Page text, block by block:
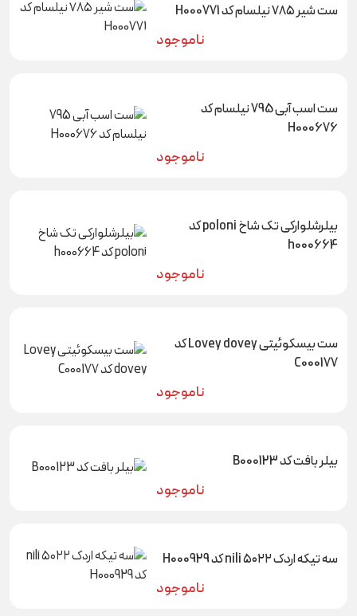
ست شیر ۷۸۵ نیلسام کد H000771
ناموجود
ست اسب آبی 795 نیلسام کد
H000676
ناموجود
بیلرشلوارکی تک شاخ poloni کد
h000664
ناموجود
ست بیسکوئیتی Lovey dovey کد
C000177
ناموجود
بیلر بافت کد B000123
ناموجود
سه تیکه اردک ۵۰۲۲ nili کد H000929
ناموجود